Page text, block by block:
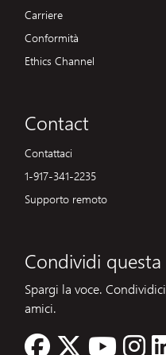
Carriere
Conformità
Ethics Channel
Contact
Contattaci
1-917-341-2235
Supporto remoto
Condividi
Spargi la voce.
amici.